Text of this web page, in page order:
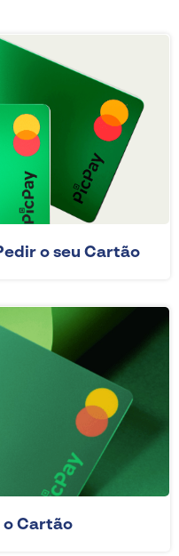
o seu Cartão
o Cartão